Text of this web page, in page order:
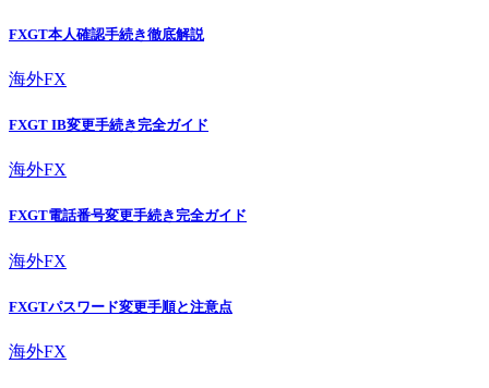
FXGT本人確認手続き徹底解説
海外FX
FXGT IB変更手続き完全ガイド
海外FX
FXGT電話番号変更手続き完全ガイド
海外FX
FXGTパスワード変更手順と注意点
海外FX